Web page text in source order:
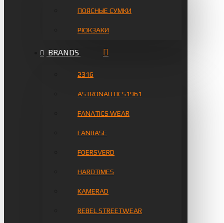
ПОЯСНЫЕ СУМКИ
РЮКЗАКИ
BRANDS
2316
ASTRONAUTICS1961
FANATICS WEAR
FANBASE
FOERSVERD
HARDTIMES
KAMERAD
REBEL STREETWEAR